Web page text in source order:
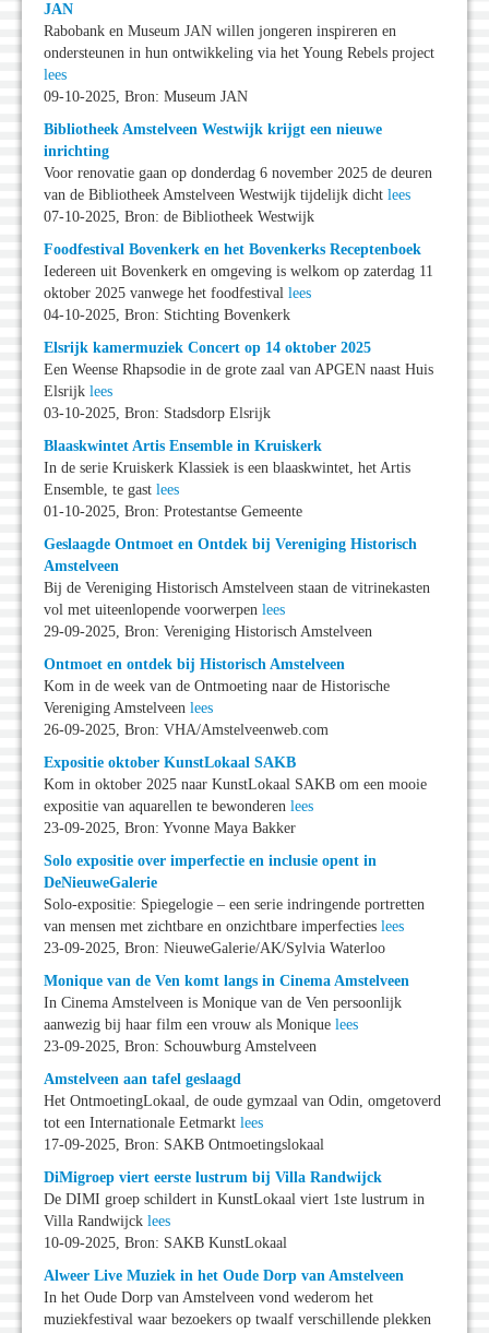
JAN
Rabobank en Museum JAN willen jongeren inspireren en
ondersteunen in hun ontwikkeling via het Young Rebels project
lees
09-10-2025, Bron: Museum JAN
Bibliotheek Amstelveen Westwijk krijgt een nieuwe
inrichting
Voor renovatie gaan op donderdag 6 november 2025 de deuren
van de Bibliotheek Amstelveen Westwijk tijdelijk dicht lees
07-10-2025, Bron: de Bibliotheek Westwijk
Foodfestival Bovenkerk en het Bovenkerks Receptenboek
Iedereen uit Bovenkerk en omgeving is welkom op zaterdag 11
oktober 2025 vanwege het foodfestival lees
04-10-2025, Bron: Stichting Bovenkerk
Elsrijk kamermuziek Concert op 14 oktober 2025
Een Weense Rhapsodie in de grote zaal van APGEN naast Huis
Elsrijk lees
03-10-2025, Bron: Stadsdorp Elsrijk
Blaaskwintet Artis Ensemble in Kruiskerk
In de serie Kruiskerk Klassiek is een blaaskwintet, het Artis
Ensemble, te gast lees
01-10-2025, Bron: Protestantse Gemeente
Geslaagde Ontmoet en Ontdek bij Vereniging Historisch
Amstelveen
Bij de Vereniging Historisch Amstelveen staan de vitrinekasten
vol met uiteenlopende voorwerpen lees
29-09-2025, Bron: Vereniging Historisch Amstelveen
Ontmoet en ontdek bij Historisch Amstelveen
Kom in de week van de Ontmoeting naar de Historische
Vereniging Amstelveen lees
26-09-2025, Bron: VHA/Amstelveenweb.com
Expositie oktober KunstLokaal SAKB
Kom in oktober 2025 naar KunstLokaal SAKB om een mooie
expositie van aquarellen te bewonderen lees
23-09-2025, Bron: Yvonne Maya Bakker
Solo expositie over imperfectie en inclusie opent in
DeNieuweGalerie
Solo-expositie: Spiegelogie – een serie indringende portretten
van mensen met zichtbare en onzichtbare imperfecties lees
23-09-2025, Bron: NieuweGalerie/AK/Sylvia Waterloo
Monique van de Ven komt langs in Cinema Amstelveen
In Cinema Amstelveen is Monique van de Ven persoonlijk
aanwezig bij haar film een vrouw als Monique lees
23-09-2025, Bron: Schouwburg Amstelveen
Amstelveen aan tafel geslaagd
Het OntmoetingLokaal, de oude gymzaal van Odin, omgetoverd
tot een Internationale Eetmarkt lees
17-09-2025, Bron: SAKB Ontmoetingslokaal
DiMigroep viert eerste lustrum bij Villa Randwijck
De DIMI groep schildert in KunstLokaal viert 1ste lustrum in
Villa Randwijck lees
10-09-2025, Bron: SAKB KunstLokaal
Alweer Live Muziek in het Oude Dorp van Amstelveen
In het Oude Dorp van Amstelveen vond wederom het
muziekfestival waar bezoekers op twaalf verschillende plekken